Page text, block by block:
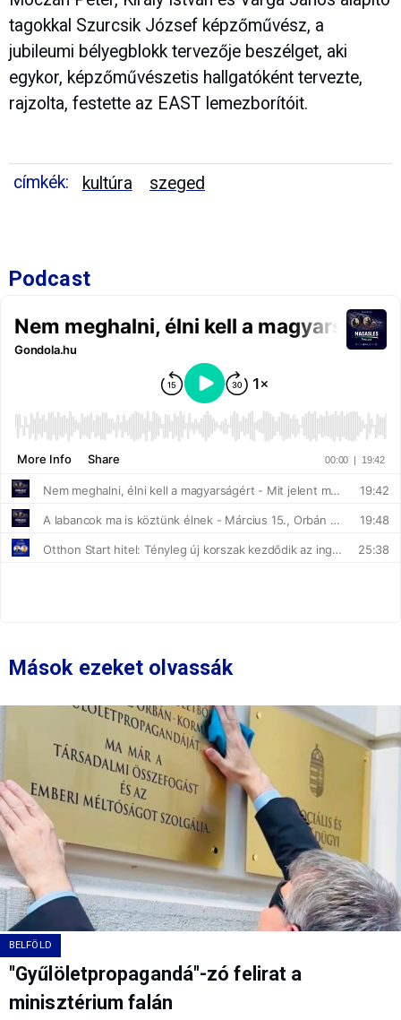
tagokkal Szurcsik József képzőművész, a
jubileumi bélyegblokk tervezője beszélget, aki
egykor, képzőművészetis hallgatóként tervezte,
rajzolta, festette az EAST lemezborítóit.
címkék: kultúra szeged
Podcast
Mások ezeket olvassák
BELFÖLD
"Gyűlöletpropagandá"-zó felirat a
minisztérium falán